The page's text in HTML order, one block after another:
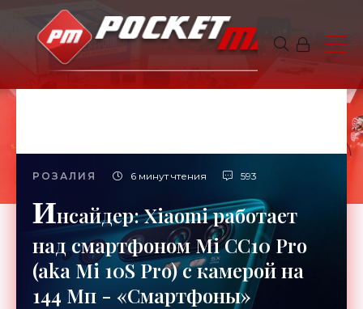
РОЗАЛИЯ 6 минут чтения 593
Инсайдер: Xiaomi работает
над смартфоном Mi CC10 Pro
(aka Mi 10S Pro) с камерой на
144 Мп - «Смартфоны»